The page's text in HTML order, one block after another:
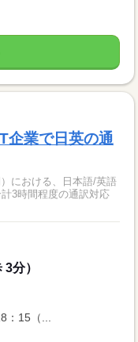
企業で日英の通
における、日本語/英語
3時間程度の通訳対応
分）
：15（...